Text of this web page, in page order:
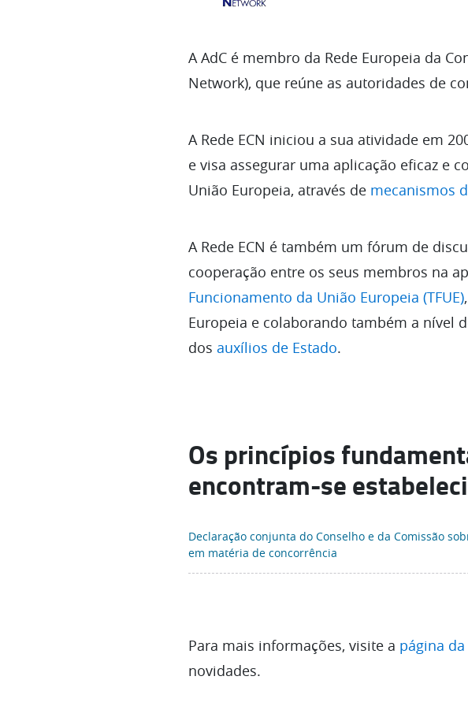
A AdC é membro da Rede Europeia da
Network), que reúne as autoridades de
A Rede ECN iniciou a sua atividade em
e visa assegurar uma aplicação eficaz e
União Europeia, através de mecanismos
A Rede ECN é também um fórum de
cooperação entre os seus membros na
Funcionamento da União Europeia (TFUE)
Europeia e colaborando também a nível
dos auxílios de Estado.
Os princípios
encontram-se
Declaração conjunta do Conselho e da Comissão
em matéria de concorrência
Para mais informações, visite a página da
novidades.